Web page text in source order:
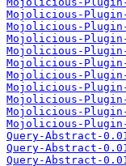
Mojolicious-
Mojolicious-
Mojolicious-
Mojolicious-
Mojolicious-
Mojolicious-
Mojolicious-
Mojolicious-
Mojolicious-
Mojolicious-
Query-Abstract-
Query-Abstract-
Query-Abstract-